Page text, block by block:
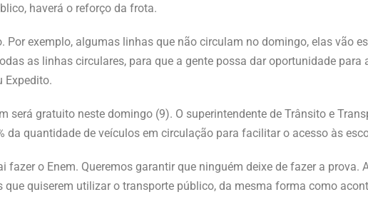
haverá o reforço da frota.
Por exemplo, algumas linhas que não circulam no domingo, elas vão
as linhas circulares, para que a gente possa dar oportunidade para
Expedito.
será gratuito neste domingo (9). O superintendente de Trânsito e
da quantidade de veículos em circulação para facilitar o acesso às
o Enem. Queremos garantir que ninguém deixe de fazer a prova.
quiserem utilizar o transporte público, da mesma forma como